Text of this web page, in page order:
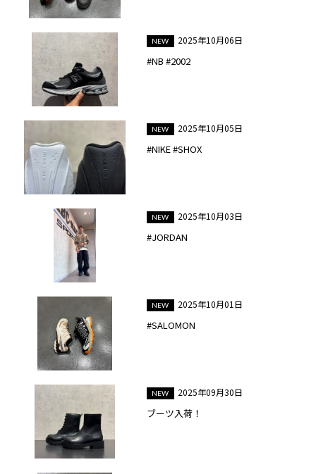
2025年10月06日
#NB #2002
2025年10月05日
#NIKE #SHOX
2025年10月03日
#JORDAN
2025年10月01日
#SALOMON
2025年09月30日
ブーツ入荷！